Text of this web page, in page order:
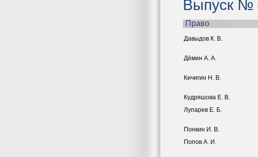
Выпуск №
Право
Давыдов К. В.
Дёмин А. А.
Кичигин Н. В.
Кудряшова Е. В.
Лупарев Е. Б.
Понкин И. В.
Попов А. И.